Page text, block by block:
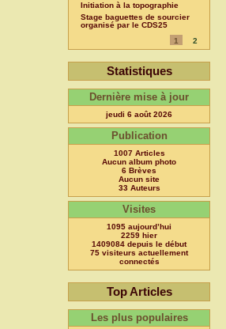
Initiation à la topographie
Stage baguettes de sourcier
organisé par le CDS25
1
2
Statistiques
Dernière mise à jour
jeudi 6 août 2026
Publication
1007 Articles
Aucun album photo
6 Brèves
Aucun site
33 Auteurs
Visites
1095 aujourd’hui
2259 hier
1409084 depuis le début
75 visiteurs actuellement
connectés
Top Articles
Les plus populaires